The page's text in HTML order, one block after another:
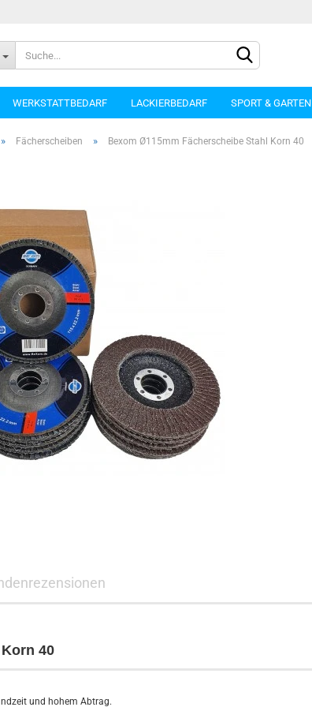
WERKSTATTBEDARF LACKIERBEDARF SPORT & GARTEN
» Fächerscheiben » Bexom Ø115mm Fächerscheibe Stahl Korn 40
40
und hohem Abtrag.